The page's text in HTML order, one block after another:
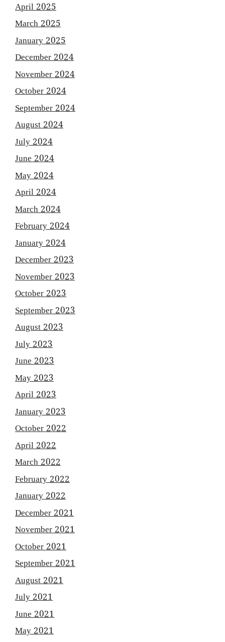
April 2025
March 2025
January 2025
December 2024
November 2024
October 2024
September 2024
August 2024
July 2024
June 2024
May 2024
April 2024
March 2024
February 2024
January 2024
December 2023
November 2023
October 2023
September 2023
August 2023
July 2023
June 2023
May 2023
April 2023
January 2023
October 2022
April 2022
March 2022
February 2022
January 2022
December 2021
November 2021
October 2021
September 2021
August 2021
July 2021
June 2021
May 2021